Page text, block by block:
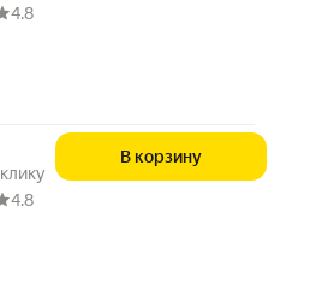
4.8
₽ вместо
4.8
В корзину